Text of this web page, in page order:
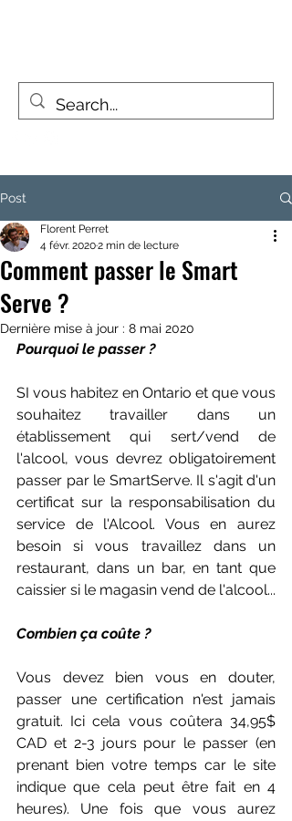
Post
Comment passer le Smart
Serve ?
Florent Perret
4 févr. 20202 min de lecture
Dernière mise à jour : 8 mai 2020
Pourquoi le passer ?
SI vous habitez en Ontario et que vous
souhaitez travailler dans un
établissement qui sert/vend de
l'alcool, vous devrez obligatoirement
passer par le SmartServe. Il s'agit d'un
certificat sur la responsabilisation du
service de l'Alcool. Vous en aurez
besoin si vous travaillez dans un
restaurant, dans un bar, en tant que
Combien ça coûte ?
Vous devez bien vous en douter,
passer une certification n'est jamais
gratuit. Ici cela vous coûtera 34,95$
CAD et 2-3 jours pour le passer (en
prenant bien votre temps car le site
indique que cela peut être fait en 4
heures). Une fois que vous aurez